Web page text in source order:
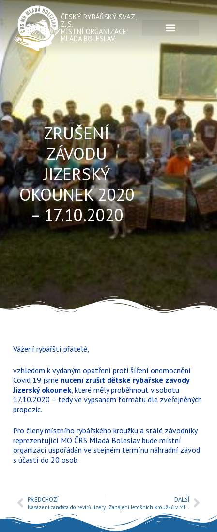
ČESKÝ RYBÁŘSKÝ SVAZ,
Z. S.
MÍSTNÍ ORGANIZACE
MLADÁ BOLESLAV
ZRUŠENÍ
ZÁVODU
JIZERSKÝ
OKOUNEK 2020
– 17.10.2020
Vážení rybářští přátelé,
vzhledem k vydaným opatření proti šíření onemocnění
Covid 19 jsme nuceni zrušit dětské rybářské závody
Jizerský okounek, které měly proběhnout v sobotu
17.10.2020 – tedy ve vypsaném formátu dle zveřejněných
propozic.
Pro členy místního rybářského kroužku a stálé závodníky
reprezentující MO ČRS Mladá Boleslav bude místní
organizací uspořádán ve stejném termínu náhradní závod
s účastí do 20 osob.
PŘEDCHOZÍ
Nasazení candáta do revírů Jizery
DALŠÍ
Zahájení letošních kroužků v Mladé Boleslavi